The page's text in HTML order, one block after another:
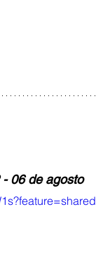
- 06 de agosto